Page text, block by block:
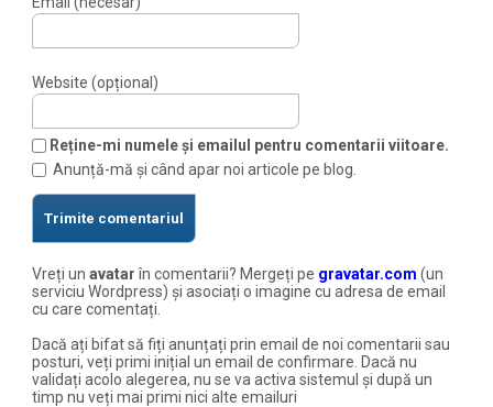
Website (opțional)
Reține-mi numele și emailul pentru comentarii viitoare.
Anunță-mă și când apar noi articole pe blog.
Vreți unavatarîn comentarii? Mergeți pe gravatar.com (un
serviciu Wordpress) și asociați o imagine cu adresa de email
cu care comentați.
Dacă ați bifat să fiți anunțați prin email de noi comentarii sau
posturi, veți primi inițial un email de confirmare. Dacă nu
validați acolo alegerea, nu se va activa sistemul și după un
timp nu veți mai primi nici alte emailuri